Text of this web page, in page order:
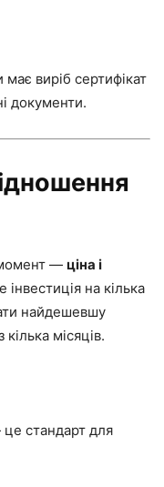
виріб сертифікат
документи.
— ціна і
на кілька
найдешевшу
місяців.
стандарт для